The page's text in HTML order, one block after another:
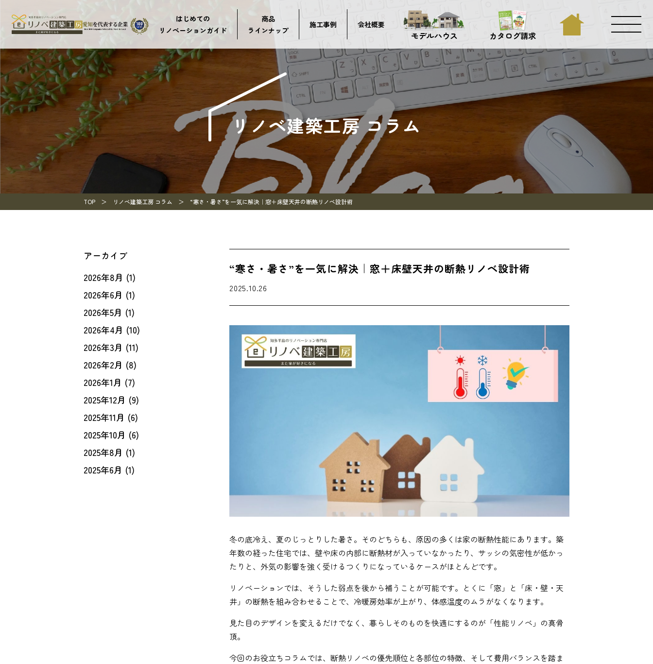
はじめての
リノベーションガイド
商品
ラインナップ
施工事例 会社概要
モデルハウス カタログ請求
リノベ建築工房 コラム
TOP リノベ建築工房 コラム “寒さ・暑さ”を一気に解決｜窓＋床壁天井の断熱リノベ設計術
アーカイブ
2026年8月 (1)
2026年6月 (1)
2026年5月 (1)
2026年4月 (10)
2026年3月 (11)
2026年2月 (8)
2026年1月 (7)
2025年12月 (9)
2025年11月 (6)
2025年10月 (6)
2025年8月 (1)
2025年6月 (1)
“寒さ・暑さ”を一気に解決｜窓＋床壁天井の断熱リノベ設計術
2025.10.26
冬の底冷え、夏のじっとりした暑さ。そのどちらも、原因の多くは家の断熱性能にあります。築
年数の経った住宅では、壁や床の内部に断熱材が入っていなかったり、サッシの気密性が低かっ
たりと、外気の影響を強く受けるつくりになっているケースがほとんどです。
リノベーションでは、そうした弱点を後から補うことが可能です。とくに「窓」と「床・壁・天
井」の断熱を組み合わせることで、冷暖房効率が上がり、体感温度のムラがなくなります。
見た目のデザインを変えるだけでなく、暮らしそのものを快適にするのが「性能リノベ」の真骨
頂。
今回のお役立ちコラムでは、断熱リノベの優先順位と各部位の特徴、そして費用バランスを踏ま